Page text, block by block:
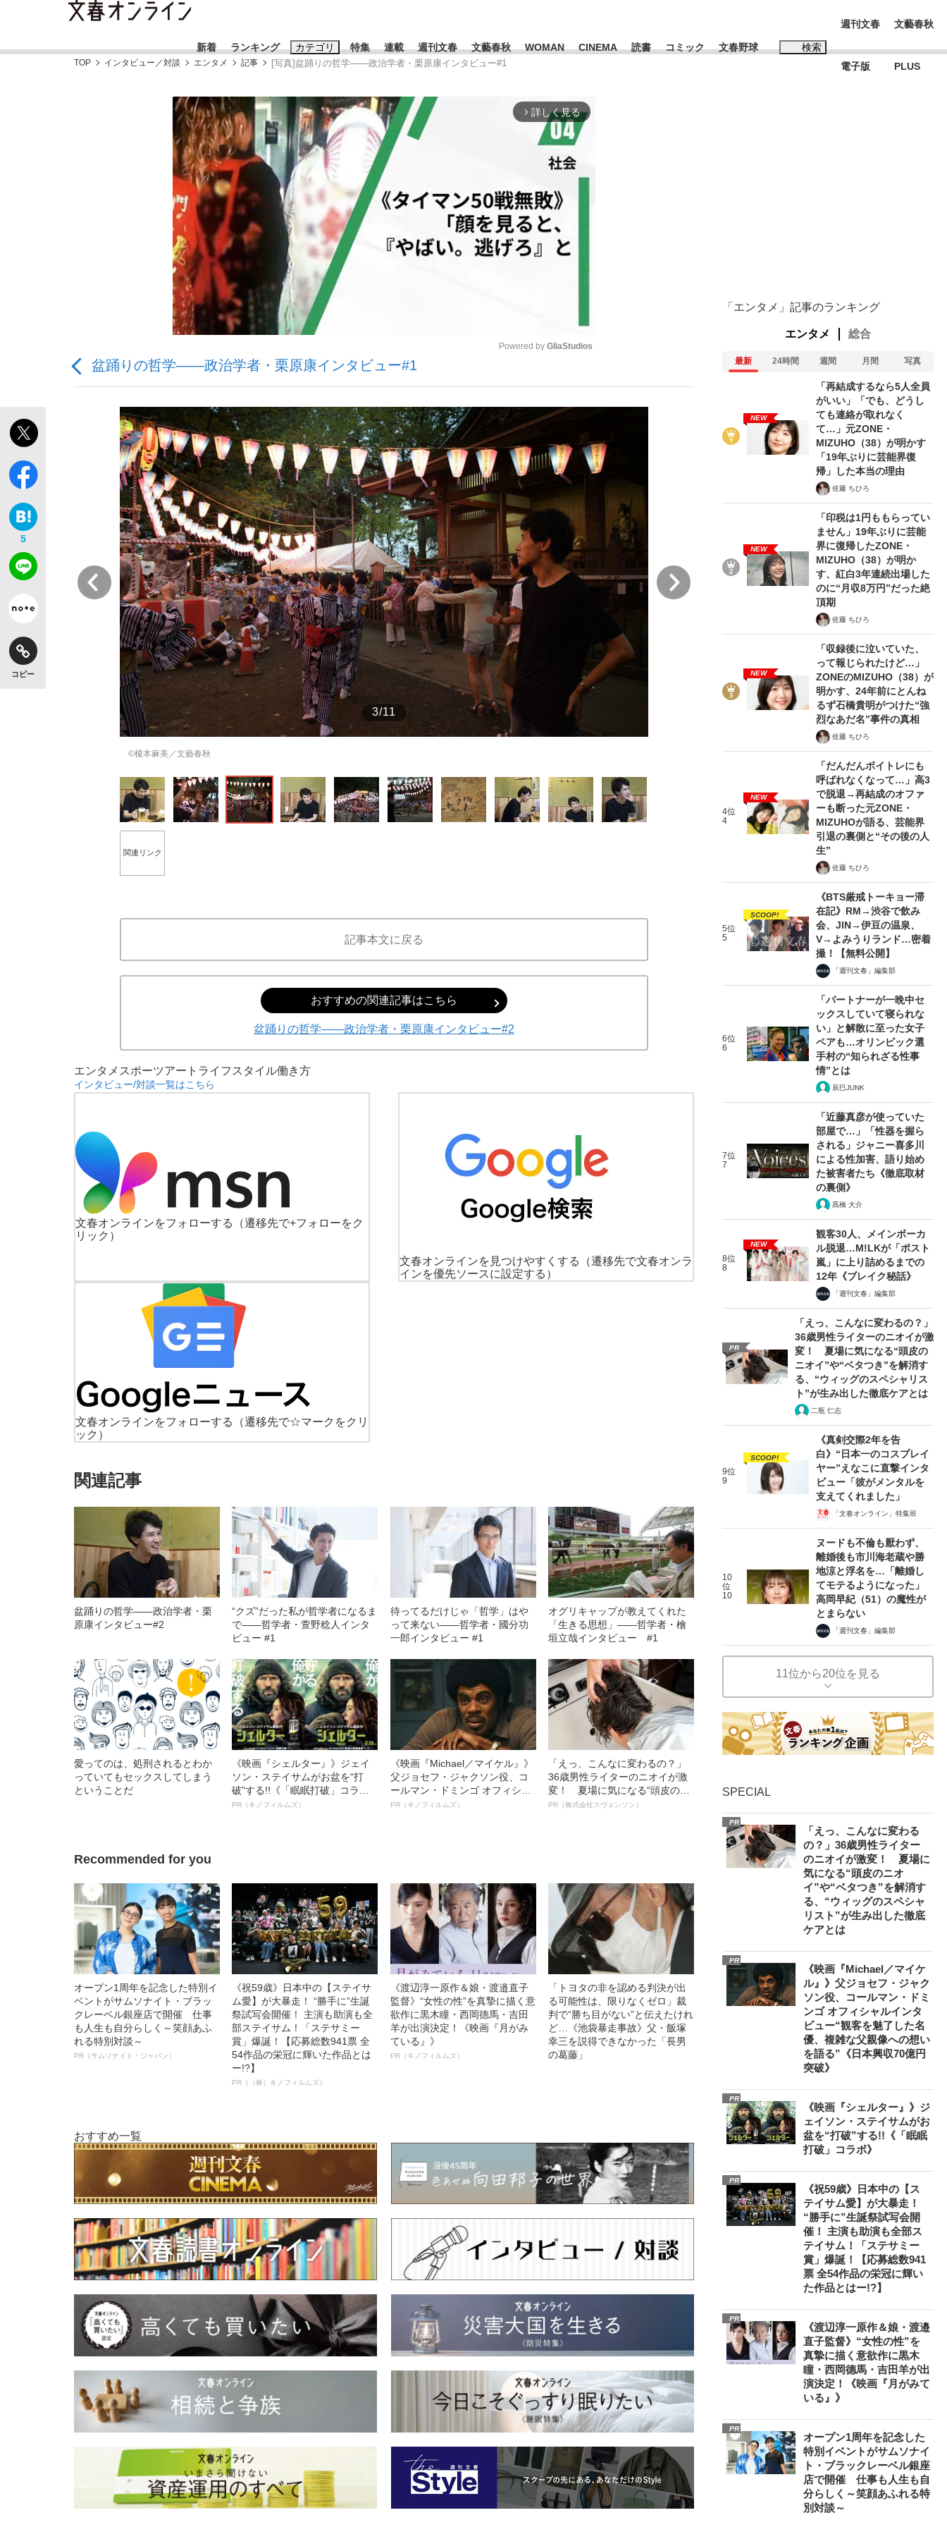
新着 ランキング カテゴリ
《BTS厳戒トーキョー滞在記》RM→渋谷で飲み会、JIN→伊豆の...
「最悪の空気のまま解散」WBC日本代表“敗戦”の真実 選手が明かす... 「敗因分析は一切聞かれなかった」侍ジャパン選手が証言した“NPB聞...
「クマが悪者扱いされているのが悲しい」『北の国から』倉本聰氏（91...
もっと見る
特集
終戦から81年
私のあのとき、私のいま
キングの誕生を、目撃せよ。
もっと見る
連載 週刊文春 文藝春秋 WOMAN CINEMA 読書 コミック 文春野球 検索
おすすめのキーワードタグ一覧
#藤田晋 #三山凌輝 #高市早苗 #城彰二
#玉木雄一郎
#亀和田武
週刊文春
電子版
文藝春秋
PLUS
TOP インタビュー／対談 エンタメ 記事 [写真]盆踊りの哲学――政治学者・栗原康インタビュー#1
arrow_forward_ios 詳しく見る
Mute
Powered by GliaStudios
盆踊りの哲学――政治学者・栗原康インタビュー#1
5
コピー
3/11
©榎本麻美／文藝春秋
4/11
前
関連リンク
記事本文に戻る
おすすめの関連記事はこちら
盆踊りの哲学――政治学者・栗原康インタビュー#2
エンタメ スポーツアート ライフスタイル働き方
インタビュー/対談一覧はこちら
文春オンラインをフォローする
（遷移先で+フォローをク
リック）
文春オンラインを見つけやすくする
（遷移先で文春オンラ
インを優先ソースに設定する）
文春オンラインをフォローする
（遷移先で☆マークをクリ
ック）
関連記事
盆踊りの哲学――政治学者・栗
原康インタビュー#2
“クズ”だった私が哲学者になるま
で――哲学者・萱野稔人インタ
ビュー #1
待ってるだけじゃ「哲学」はや
って来ない――哲学者・國分功
一郎インタビュー #1
オグリキャップが教えてくれた
「生きる思想」――哲学者・檜
垣立哉インタビュー #1
愛ってのは、処刑されるとわか
っていてもセックスしてしまう
ということだ
《映画『シェルター』》ジェイ
ソン・ステイサムがお盆を“打
破”する!!《「眠眠打破」コラ
ボ》
PR（キノフィルムズ）
《映画『Michael／マイケル』》
父ジョセフ・ジャクソン役、コ
ールマン・ドミンゴ オフィシャ
ルインタビュー“観客を魅了した
PR（キノフィルムズ）
「えっ、こんなに変わるの？」
36歳男性ライターのニオイが激
変！ 夏場に気になる“頭皮のニ
オイ”や“ベタつき”を解消す
PR（株式会社スヴェンソン）
Recommended for you
オープン1周年を記念した特別イ
ベントがサムソナイト・ブラッ
クレーベル銀座店で開催 仕事
も人生も自分らしく～笑顔あふ
れる特別対談～
PR（サムソナイト・ジャパン）
《祝59歳》日本中の【ステイサ
ム愛】が大暴走！ “勝手に”生誕
祭試写会開催！ 主演も助演も全
部ステイサム！「ステサミー
賞」爆誕！【応募総数941票 全
54作品の栄冠に輝いた作品とは
ー!?】
PR（（株）キノフィルムズ）
《渡辺淳一原作＆娘・渡邉直子
監督》“女性の性”を真摯に描く意
欲作に黒木瞳・西岡德馬・吉田
羊が出演決定！《映画『月がみ
ている』》
PR（キノフィルムズ）
「トヨタの非を認める判決が出
る可能性は、限りなくゼロ」裁
判で“勝ち目がない”と伝えたけれ
ど…《池袋暴走事故》父・飯塚
幸三を説得できなかった「長男
の葛藤」
おすすめ一覧
「エンタメ」記事のランキング
エンタメ 総合
最新 24時間 週間 月間 写真
NEW
「再結成するなら5人全員
がいい」「でも、どうし
ても連絡が取れなく
て…」元ZONE・
MIZUHO（38）が明かす
「19年ぶりに芸能界復
帰」した本当の理由
佐藤 ちひろ
NEW
「印税は1円ももらってい
ません」19年ぶりに芸能
界に復帰したZONE・
MIZUHO（38）が明か
す、紅白3年連続出場した
のに“月収8万円”だった絶
頂期
佐藤 ちひろ
NEW
「収録後に泣いていた、
って報じられたけど…」
ZONEのMIZUHO（38）が
明かす、24年前にとんね
るず石橋貴明がつけた“強
烈なあだ名”事件の真相
佐藤 ちひろ
4位
4
NEW
「だんだんボイトレにも
呼ばれなくなって…」高3
で脱退→再結成のオファ
ーも断った元ZONE・
MIZUHOが語る、芸能界
引退の裏側と“その後の人
生”
佐藤 ちひろ
5位
5
SCOOP!
《BTS厳戒トーキョー滞
在記》RM→渋谷で飲み
会、JIN→伊豆の温泉、
V→よみうりランド…密着
撮！【無料公開】
「週刊文春」編集部
6位
6
「パートナーが一晩中セ
ックスしていて寝られな
い」と解散に至った女子
ペアも…オリンピック選
手村の“知られざる性事
情”とは
辰巳JUNK
7位
7
「近藤真彦が使っていた
部屋で…」「性器を握ら
される」ジャニー喜多川
による性加害、語り始め
た被害者たち《徹底取材
の裏側》
髙橋 大介
8位
8
NEW
観客30人、メインボーカ
ル脱退…M!LKが「ポスト
嵐」に上り詰めるまでの
12年《ブレイク秘話》
「週刊文春」編集部
PR
「えっ、こんなに変わるの？」
36歳男性ライターのニオイが激
変！ 夏場に気になる“頭皮の
ニオイ”や“ベタつき”を解消す
る、“ウィッグのスペシャリス
ト”が生み出した徹底ケアとは
二瓶 仁志
9位
9
SCOOP!
《真剣交際2年を告
白》“日本一のコスプレイ
ヤー”えなこに直撃インタ
ビュー「彼がメンタルを
支えてくれました」
「文春オンライン」特集班
10
位
10
ヌードも不倫も厭わず、
離婚後も市川海老蔵や勝
地涼と浮名を…「離婚し
てモテるようになった」
高岡早紀（51）の魔性が
とまらない
「週刊文春」編集部
11位から20位を見る
SPECIAL
PR
「えっ、こんなに変わる
の？」36歳男性ライター
のニオイが激変！ 夏場に
気になる“頭皮のニオ
イ”や“ベタつき”を解消す
る、“ウィッグのスペシャ
リスト”が生み出した徹底
ケアとは
PR
《映画『Michael／マイケ
ル』》父ジョセフ・ジャク
ソン役、コールマン・ドミ
ンゴ オフィシャルインタ
ビュー“観客を魅了した名
優、複雑な父親像への想い
を語る”《日本興収70億円
突破》
PR
《映画『シェルター』》ジ
ェイソン・ステイサムがお
盆を“打破”する!!《「眠眠
打破」コラボ》
PR
《祝59歳》日本中の【ス
テイサム愛】が大暴走！
“勝手に”生誕祭試写会開
催！ 主演も助演も全部ス
テイサム！「ステサミー
賞」爆誕！【応募総数941
票 全54作品の栄冠に輝い
た作品とはー!?】
PR
《渡辺淳一原作＆娘・渡邉
直子監督》“女性の性”を
真摯に描く意欲作に黒木
瞳・西岡德馬・吉田羊が出
演決定！《映画『月がみて
いる』》
PR
オープン1周年を記念した
特別イベントがサムソナイ
ト・ブラックレーベル銀座
店で開催 仕事も人生も自
分らしく～笑顔あふれる特
別対談～